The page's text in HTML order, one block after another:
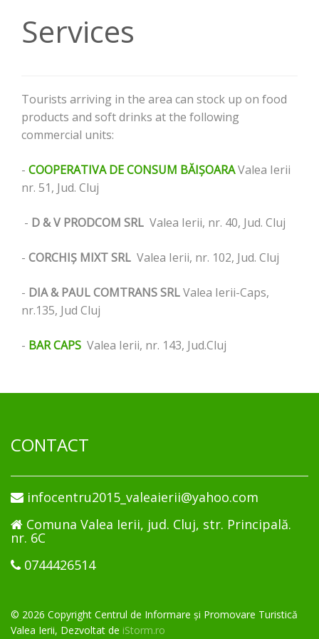
Services
Tourists arriving in the area can stock up on food
products and soft drinks at the following
commercial units:
- COOPERATIVA DE CONSUM BĂIȘOARAValea Ierii
nr. 51, Jud. Cluj
- D & V PRODCOM SRL Valea Ierii, nr. 40, Jud. Cluj
- CORCHIȘ MIXT SRL Valea Ierii, nr. 102, Jud. Cluj
- DIA & PAUL COMTRANS SRLValea Ierii-Caps,
nr.135, Jud Cluj
- BAR CAPS Valea Ierii, nr. 143, Jud.Cluj
CONTACT
infocentru2015_valeaierii@yahoo.com
Comuna Valea Ierii, jud. Cluj, str. Principală.
nr. 6C
0744426514
© 2026 Copyright Centrul de Informare și Promovare Turistică
Valea Ierii, Dezvoltat de iStorm.ro